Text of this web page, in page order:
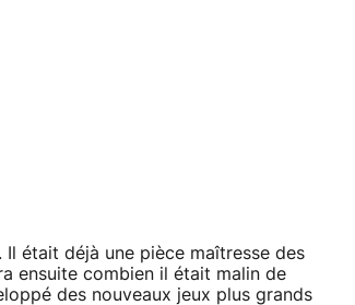
était déjà une pièce maîtresse des
ensuite combien il était malin de
des nouveaux jeux plus grands